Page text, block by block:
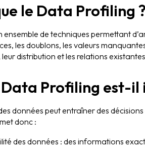
le Data Profiling ?
ensemble de techniques permettant
les doublons, les valeurs
distribution et les relations
Profiling est-il
données peut entraîner des
donc :
des données : des informations